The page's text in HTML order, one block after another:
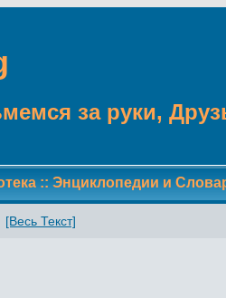
за руки,
:: Энциклопедии и
[Весь Текст]